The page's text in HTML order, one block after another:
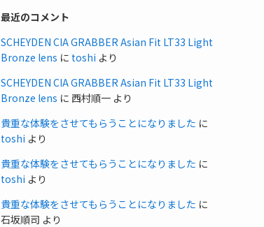
最近のコメント
SCHEYDEN CIA GRABBER Asian Fit LT33 Light
Bronze lens に toshi より
SCHEYDEN CIA GRABBER Asian Fit LT33 Light
Bronze lens に 西村順一 より
貴重な体験をさせてもらうことになりました に
toshi より
貴重な体験をさせてもらうことになりました に
toshi より
貴重な体験をさせてもらうことになりました に
石坂順司 より